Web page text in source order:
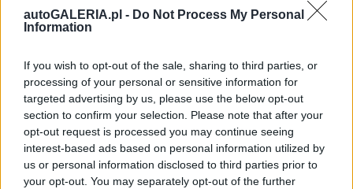
autoGALERIA.pl - Do Not Process My Personal
Information
If you wish to opt-out of the sale, sharing to third parties, or
processing of your personal or sensitive information for
targeted advertising by us, please use the below opt-out
section to confirm your selection. Please note that after your
opt-out request is processed you may continue seeing
interest-based ads based on personal information utilized by
us or personal information disclosed to third parties prior to
your opt-out. You may separately opt-out of the further
Oto nowy Citroen C5
znaczkiem - jak wolicie
Maciej Kuchno
Citroen C5 Aircross
2026. Tak wygląda
Piotr Zajt